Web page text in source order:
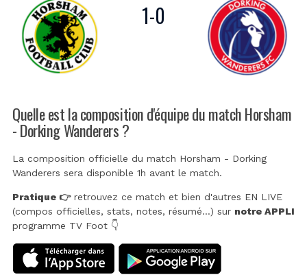
1-0
Quelle est la composition d'équipe du match Horsham
- Dorking Wanderers ?
La composition officielle du match Horsham - Dorking
Wanderers sera disponible 1h avant le match.
Pratique 👉retrouvez ce match et bien d'autres EN LIVE
(compos officielles, stats, notes, résumé...) sur notre APPLI
programme TV Foot 👇